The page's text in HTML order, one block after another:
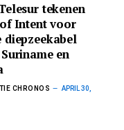
tekenen
Intent voor
diepzeekabel
en
CHRONOS
APRIL 30,